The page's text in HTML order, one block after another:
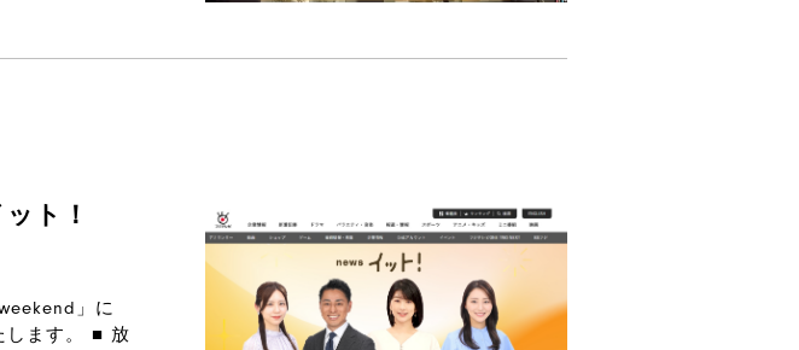
ト！
」に
します。 ■ 放